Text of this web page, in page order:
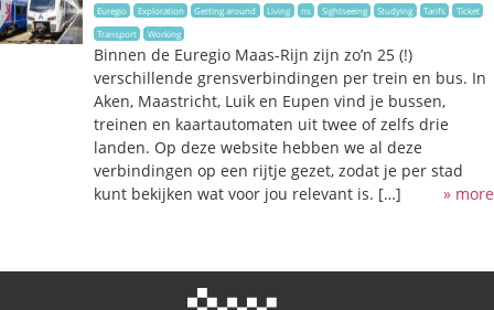
Euregio Exploration Getting around Living ns Sightseeing Studying Tarifs
Ticket
Transport
Working
Binnen de Euregio Maas-Rijn zijn zo’n 25 (!)
verschillende grensverbindingen per trein en bus. In
Aken, Maastricht, Luik en Eupen vind je bussen,
treinen en kaartautomaten uit twee of zelfs drie
landen. Op deze website hebben we al deze
verbindingen op een rijtje gezet, zodat je per stad
kunt bekijken wat voor jou relevant is. […]
» more